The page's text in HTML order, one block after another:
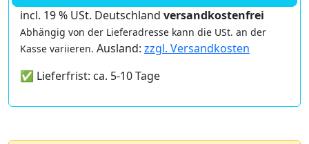
incl. 19 % USt. Deutschland versandkostenfrei
Abhängig von der Lieferadresse kann die USt. an der
Kasse variieren. Ausland: zzgl. Versandkosten
✅ Lieferfrist: ca. 5-10 Tage